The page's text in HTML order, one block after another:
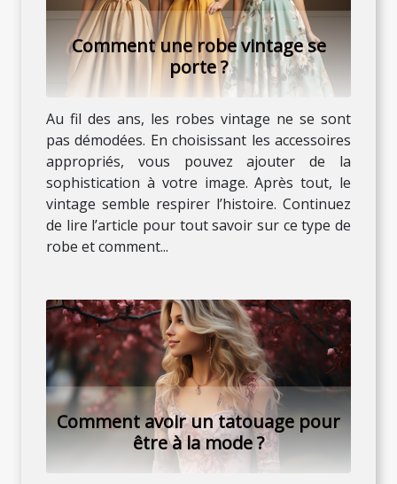
Comment une robe vintage se
porte ?
Au fil des ans, les robes vintage ne se sont
pas démodées. En choisissant les accessoires
appropriés, vous pouvez ajouter de la
sophistication à votre image. Après tout, le
vintage semble respirer l’histoire. Continuez
de lire l’article pour tout savoir sur ce type de
robe et comment...
Comment avoir un tatouage pour
être à la mode ?